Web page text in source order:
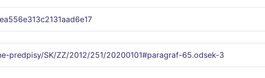
predpisy/SK/ZZ/2012/251/20200101#paragraf-65.odsek-3